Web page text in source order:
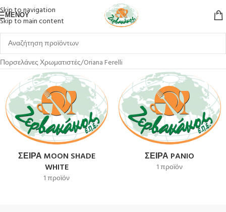
Skip to navigation
Skip to main content
ΜΕΝΟΎ
Αρχική σελίδα Επιτραπέζια Είδη Πιάτα Πορσελάνες
Πορσελάνες Χρωματιστές Oriana Ferelli
ΣΕΙΡΆ MOON SHADE
WHITE
1 προϊόν
ΣΕΙΡΆ PANIO
1 προϊόν